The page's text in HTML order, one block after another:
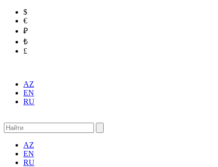
$
€
₽
₺
£
AZ
EN
RU
AZ
EN
RU